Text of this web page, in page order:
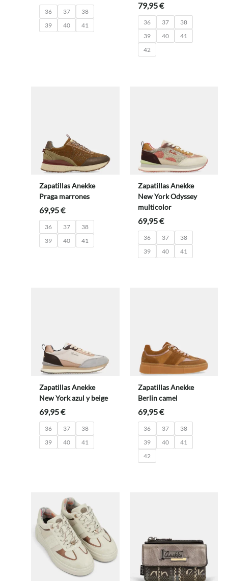
36 37
38
39
40 41
79,95€
36 37
38
39
40
41
42
Zapatillas Anekke
Praga marrones
69,95€
36 37
38
39
40 41
Zapatillas Anekke
New York Odyssey
multicolor
69,95€
36 37
38
39
40 41
Zapatillas Anekke
New York azul y beige
69,95€
36 37
38
39
40 41
Zapatillas Anekke
Berlin camel
69,95€
36 37
38
39
40
41
42